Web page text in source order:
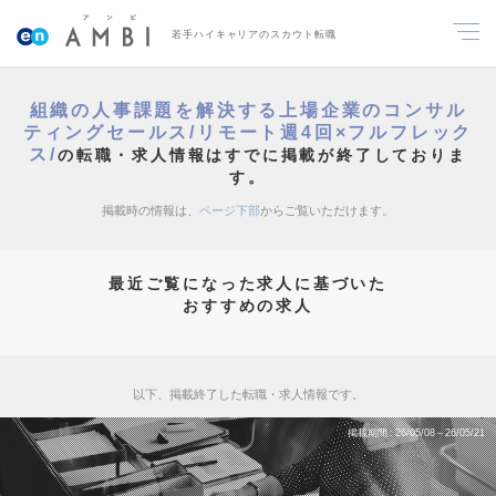
若手ハイキャリアのスカウト転職
組織の人事課題を解決する上場企業のコンサル
ティングセールス/リモート週4回×フルフレック
ス/の転職・求人情報はすでに掲載が終了しておりま
す。
掲載時の情報は、 ページ下部からご覧いただけます。
最近ご覧になった求人に基づいた
おすすめの求人
以下、掲載終了した転職・求人情報です。
掲載期間 26/05/08～26/05/21